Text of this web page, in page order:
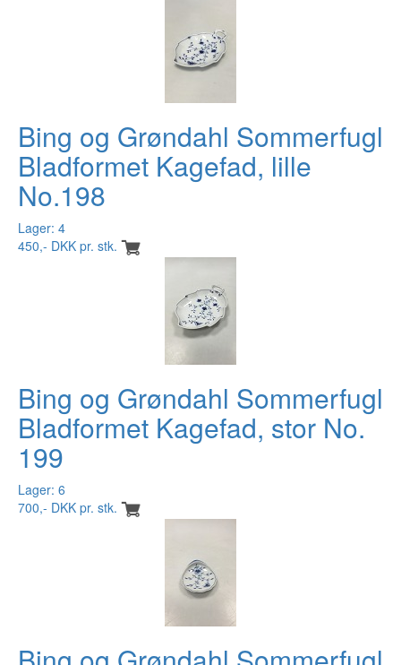
Bing og Grøndahl Sommerfugl
Bladformet Kagefad, lille
No.198
Lager: 4
450,- DKK pr. stk.
Bing og Grøndahl Sommerfugl
Bladformet Kagefad, stor No.
199
Lager: 6
700,- DKK pr. stk.